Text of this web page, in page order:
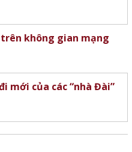
không gian mạng
mới của các “nhà Đài”